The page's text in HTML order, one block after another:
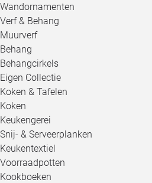
Wandornamenten
Verf & Behang
Muurverf
Behang
Behangcirkels
Eigen Collectie
Koken & Tafelen
Koken
Keukengerei
Snij- & Serveerplanken
Keukentextiel
Voorraadpotten
Kookboeken